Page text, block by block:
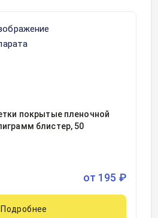
покрытые пленочной
блистер, 50
от 195 ₽
Подробнее